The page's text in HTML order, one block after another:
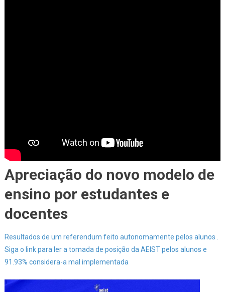
Apreciação do novo modelo de
ensino por estudantes e
docentes
Resultados de um referendum feito autonomamente pelos alunos .
Siga o link para ler a tomada de posição da AEISTpelos alunos e
91.93% considera-a mal implementada